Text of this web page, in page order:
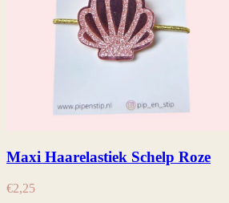
Maxi Haarelastiek Schelp Roze
€2,25